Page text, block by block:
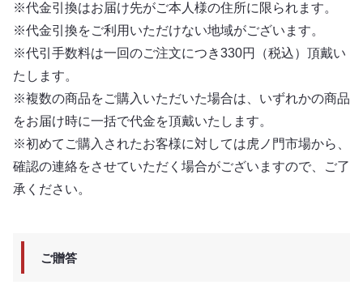
※代金引換はお届け先がご本人様の住所に限られます。
※代金引換をご利用いただけない地域がございます。
※代引手数料は一回のご注文につき330円（税込）頂戴い
たします。
※複数の商品をご購入いただいた場合は、いずれかの商品
をお届け時に一括で代金を頂戴いたします。
※初めてご購入されたお客様に対しては虎ノ門市場から、
確認の連絡をさせていただく場合がございますので、ご了
承ください。
ご贈答